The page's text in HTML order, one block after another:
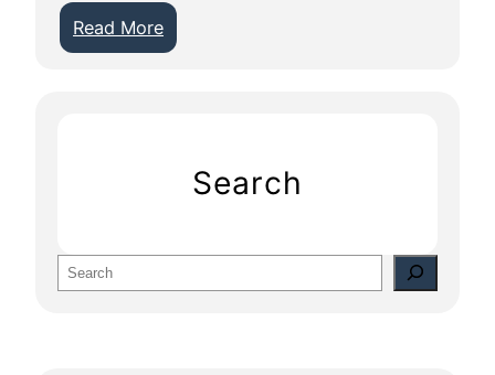
Read More:
i
Search
e